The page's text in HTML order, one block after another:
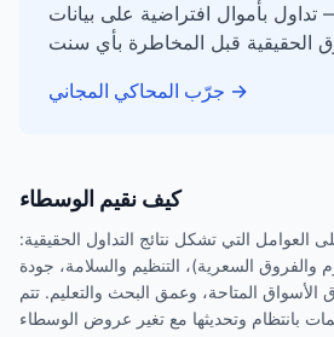
تداول بأموال افتراضية على بيانات
جرّب المحاكي المجاني →
كيف نقيم الوسطاء
العوامل التي تشكل نتائج التداول الحقيقية:
والفروق السعرية)، التنظيم والسلامة، جودة
الأسواق المتاحة، وعمق البحث والتعليم. تتم